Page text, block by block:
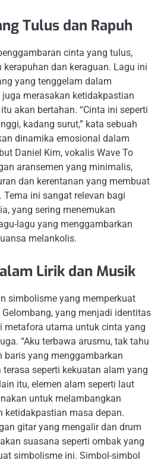
Tulus dan Rapuh
cinta yang tulus,
kerapuhan dan keraguan. Lagu ini
yang tenggelam dalam
merasakan ketidakpastian
akan bertahan. “Cinta ini seperti
kadang surut,” kata sebuah
dinamika emosional dalam
Daniel Kim, vokalis Wave To
aransemen yang minimalis,
dan kerentanan yang membuat
Tema ini sangat relevan bagi
yang sering menemukan
lagu yang menggambarkan
melankolis.
Lirik dan Musik
simbolisme yang memperkuat
yang menjadi identitas
metafora utama untuk cinta yang
“Aku terbawa arusmu, tak tahu
baris yang menggambarkan
seperti kekuatan alam yang
itu, elemen alam seperti laut
untuk melambangkan
ketidakpastian masa depan.
gitar yang mengalir dan drum
suasana seperti ombak yang
simbolisme ini. Simbol-simbol